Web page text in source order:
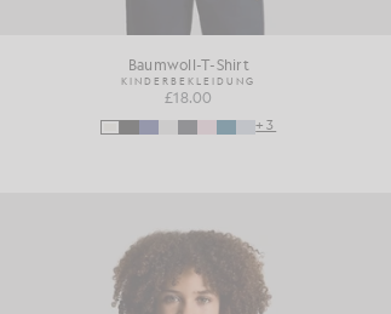
Baumwoll-T-Shirt
KINDERBEKLEIDUNG
£18.00
+3